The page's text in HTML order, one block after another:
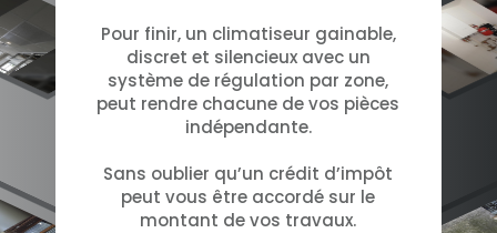
Pour finir, un climatiseur gainable,
discret et silencieux avec un
système de régulation par zone,
peut rendre chacune de vos pièces
indépendante.
Sans oublier qu’un crédit d’impôt
peut vous être accordé sur le
montant de vos travaux.